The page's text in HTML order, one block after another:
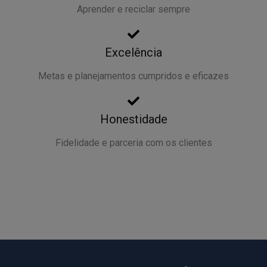
Aprender e reciclar sempre
Excelência
Metas e planejamentos cumpridos e eficazes
Honestidade
Fidelidade e parceria com os clientes